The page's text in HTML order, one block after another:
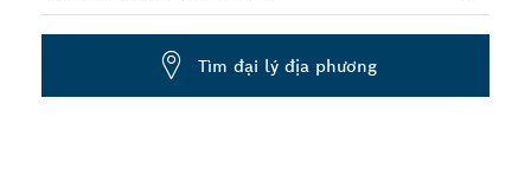
Tìm đại lý địa phương